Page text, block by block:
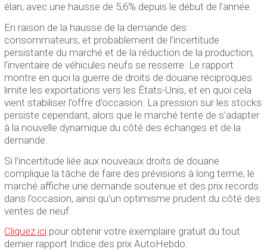
élan, avec une hausse de 5,6% depuis le début de l’année.
En raison de la hausse de la demande des
consommateurs, et probablement de l’incertitude
persistante du marché et de la réduction de la production,
l’inventaire de véhicules neufs se resserre. Le rapport
montre en quoi la guerre de droits de douane réciproques
limite les exportations vers les États-Unis, et en quoi cela
vient stabiliser l’offre d’occasion. La pression sur les stocks
persiste cependant, alors que le marché tente de s’adapter
à la nouvelle dynamique du côté des échanges et de la
demande.
Si l’incertitude liée aux nouveaux droits de douane
complique la tâche de faire des prévisions à long terme, le
marché affiche une demande soutenue et des prix records
dans l’occasion, ainsi qu’un optimisme prudent du côté des
ventes de neuf.
Cliquez ici pour obtenir votre exemplaire gratuit du tout
dernier rapport Indice des prix AutoHebdo.